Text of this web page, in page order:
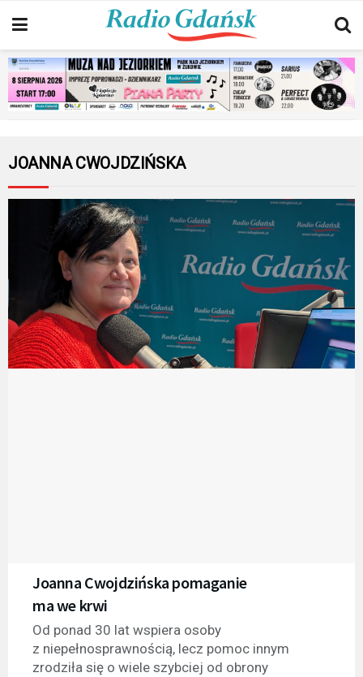
JOANNA CWOJDZIŃSKA
Joanna Cwojdzińska pomaganie
ma we krwi
Od ponad 30 lat wspiera osoby
z niepełnosprawnością, lecz pomoc innym
zrodziła się o wiele szybciej od obrony